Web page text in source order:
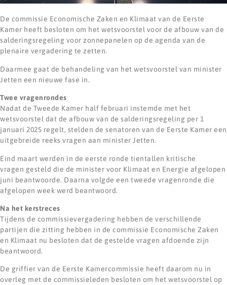
De commissie Economische Zaken en Klimaat van de Eerste
Kamer heeft besloten om het wetsvoorstel voor de afbouw van de
salderingsregeling voor zonnepanelen op de agenda van de
plenaire vergadering te zetten.
Daarmee gaat de behandeling van het wetsvoorstel van minister
Jetten een nieuwe fase in.
Twee vragenrondes
Nadat de Tweede Kamer half februari instemde met het
wetsvoorstel dat de afbouw van de salderingsregeling per 1
januari 2025 regelt, stelden de senatoren van de Eerste Kamer een
uitgebreide reeks vragen aan minister Jetten.
Eind maart werden in de eerste ronde tientallen kritische
vragen gesteld die de minister voor Klimaat en Energie afgelopen
juni beantwoorde. Daarna volgde een tweede vragenronde die
afgelopen week werd beantwoord.
Na het kerstreces
Tijdens de commissievergadering hebben de verschillende
partijen die zitting hebben in de commissie Economische Zaken
en Klimaat nu besloten dat de gestelde vragen afdoende zijn
beantwoord.
De griffier van de Eerste Kamercommissie heeft daarom nu in
overleg met de commissieleden besloten om het wetsvoorstel op